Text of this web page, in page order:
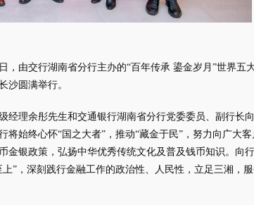
由交行湖南省分行主办的“百年传承 鎏金岁月”世界五
沙圆满举行。
理余彤先生和交通银行湖南省分行党委委员、副行长
始终心怀“国之大者”，推动“藏金于民”，努力向广大
金银政策，弘扬中华优秀传统文化及普及钱币知识。向
”，深刻践行金融工作的政治性、人民性，立足三湘，